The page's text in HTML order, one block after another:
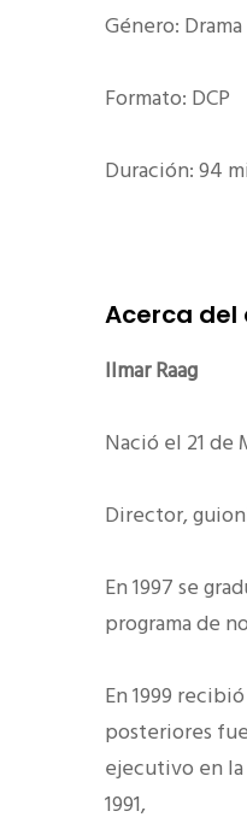
Género: Drama
Formato: DCP
Duración: 94
Acerca del
Ilmar Raag
Nació el 21 de
Director,
En 1997 se
programa de
En 1999
posteriores
ejecutivo en
1991,